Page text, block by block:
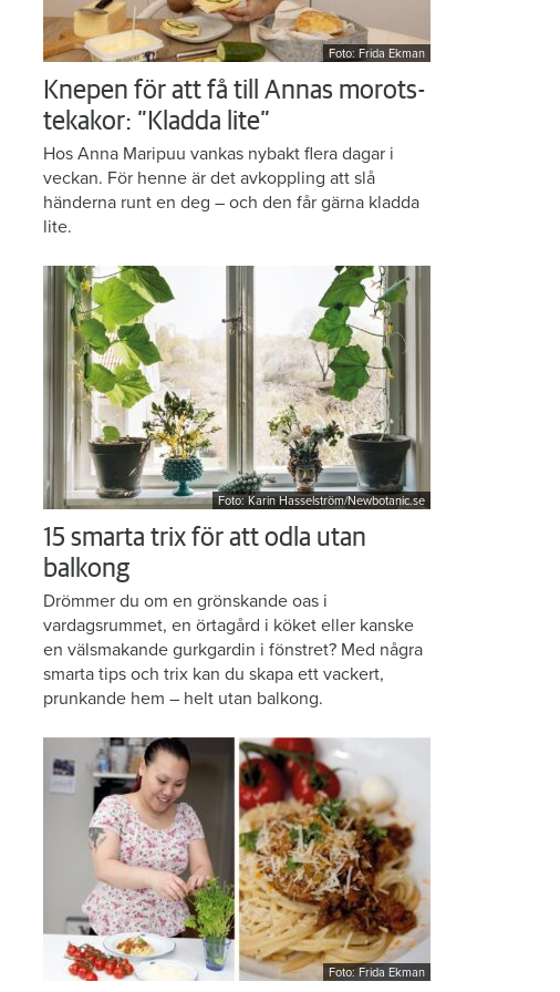
Foto: Frida Ekman
Knepen för att få till Annas morots-
tekakor: ”Kladda lite”
Hos Anna Maripuu vankas nybakt flera dagar i
veckan. För henne är det avkoppling att slå
händerna runt en deg – och den får gärna kladda
lite.
Foto: Karin Hasselström/Newbotanic.se
15 smarta trix för att odla utan
balkong
Drömmer du om en grönskande oas i
vardagsrummet, en örtagård i köket eller kanske
en välsmakande gurkgardin i fönstret? Med några
smarta tips och trix kan du skapa ett vackert,
prunkande hem – helt utan balkong.
Foto: Frida Ekman